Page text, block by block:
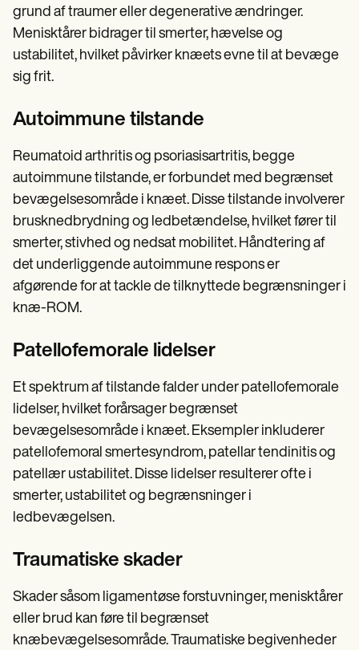
grund af traumer eller degenerative ændringer.
Menisktårer bidrager til smerter, hævelse og
ustabilitet, hvilket påvirker knæets evne til at bevæge
sig frit.
Autoimmune tilstande
Reumatoid arthritis og psoriasisartritis, begge
autoimmune tilstande, er forbundet med begrænset
bevægelsesområde i knæet. Disse tilstande involverer
brusknedbrydning og ledbetændelse, hvilket fører til
smerter, stivhed og nedsat mobilitet. Håndtering af
det underliggende autoimmune respons er
afgørende for at tackle de tilknyttede begrænsninger i
knæ-ROM.
Patellofemorale lidelser
Et spektrum af tilstande falder under patellofemorale
lidelser, hvilket forårsager begrænset
bevægelsesområde i knæet. Eksempler inkluderer
patellofemoral smertesyndrom, patellar tendinitis og
patellær ustabilitet. Disse lidelser resulterer ofte i
smerter, ustabilitet og begrænsninger i
ledbevægelsen.
Traumatiske skader
Skader såsom ligamentøse forstuvninger, menisktårer
eller brud kan føre til begrænset
knæbevægelsesområde. Traumatiske begivenheder